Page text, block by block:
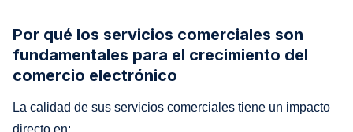
Por qué los servicios comerciales son
fundamentales para el crecimiento del
comercio electrónico
La calidad de sus servicios comerciales tiene un impacto
directo en: